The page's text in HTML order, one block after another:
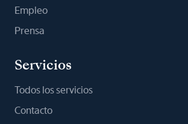
Empleo
Prensa
Servicios
Todos los servicios
Contacto